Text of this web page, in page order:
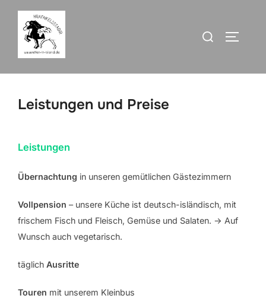
Zum
springen
Suchen
Leistungen und Preise
Leistungen
Übernachtung in unseren gemütlichen Gästezimmern
Vollpension – unsere Küche ist deutsch-isländisch, mit
frischem Fisch und Fleisch, Gemüse und Salaten. -> Auf
Wunsch auch vegetarisch.
täglich Ausritte
Touren mit unserem Kleinbus